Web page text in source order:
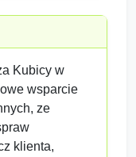
Kubicy w
wsparcie
ze
klienta,